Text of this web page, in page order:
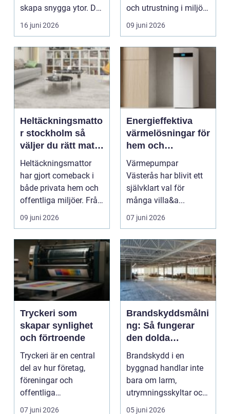
skapa snygga ytor. Det
ä...
16 juni 2026
och utrustning i miljöer
där explos...
09 juni 2026
Heltäckningsmatto
r stockholm så
väljer du rätt matta
till hem och kontor
Heltäckningsmattor
har gjort comeback i
både privata hem och
offentliga miljöer. Från
att ha förknip...
09 juni 2026
Energieffektiva
värmelösningar för
hem och
fastigheter
Värmepumpar
Västerås har blivit ett
självklart val för
många villa&a...
07 juni 2026
Tryckeri som
skapar synlighet
och förtroende
Tryckeri är en central
del av hur företag,
föreningar och
offentliga
verksamheter
07 juni 2026
Brandskyddsmålni
ng: Så fungerar
den dolda
räddaren i
byggnaden
Brandskydd i en
byggnad handlar inte
bara om larm,
utrymningsskyltar och
släckare. Den bär...
05 juni 2026